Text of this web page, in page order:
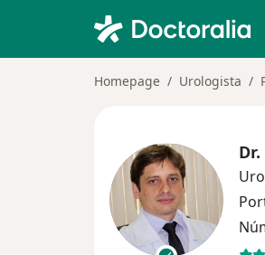
Homepage Urologista
Dr.